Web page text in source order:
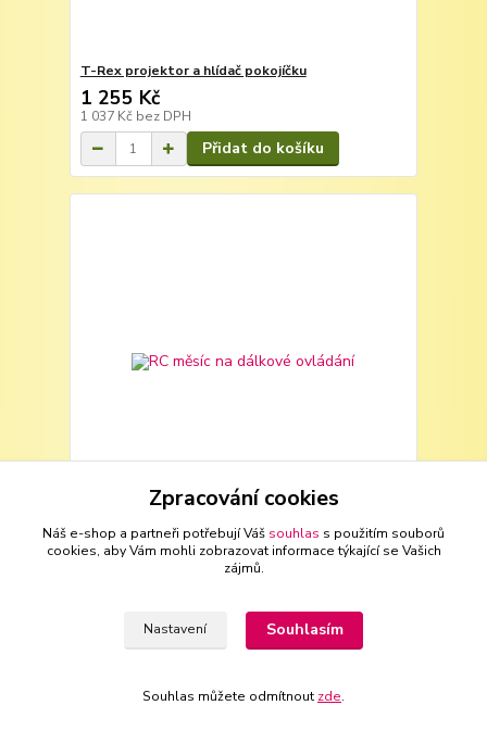
T-Rex projektor a hlídač pokojíčku
1 255 Kč
1 037 Kč bez DPH
Přidat do košíku
RC měsíc na dálkové ovládání
855 Kč
Přidat do košíku
Zpracování cookies
Náš e-shop a partneři potřebují Váš souhlas s použitím souborů
cookies, aby Vám mohli zobrazovat informace týkající se Vašich
zájmů.
Nastavení Souhlasím
Souhlas můžete odmítnout zde.